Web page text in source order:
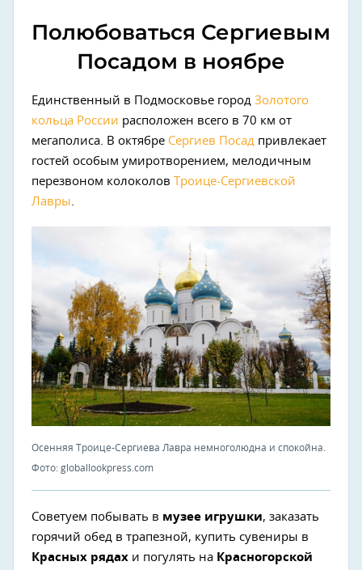
Полюбоваться Сергиевым
Посадом в ноябре
Единственный в Подмосковье город Золотого
кольца России расположен всего в 70 км от
мегаполиса. В октябре Сергиев Посад привлекает
гостей особым умиротворением, мелодичным
перезвоном колоколов
Троице-Сергиевской
Лавры
Осенняя Троице-Сергиева Лавра немноголюдна и спокойна.
Фото: globallookpress.com
Советуем побывать в музее игрушки, заказать
горячий обед в трапезной, купить сувениры в
Красных рядах и погулять на Красногорской